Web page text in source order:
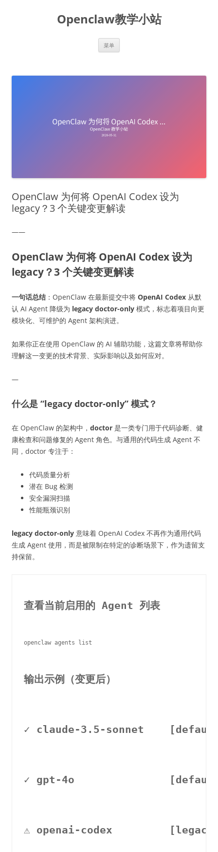
Openclaw教学小站
菜单
OpenClaw 为何将 OpenAI Codex 设为
legacy？3 个关键变更解读
——
OpenClaw 为何将 OpenAI Codex 设为
legacy？3 个关键变更解读
一句话总结 ：OpenClaw 在最新提交中将 OpenAI Codex 从默
认 AI Agent 降级为 legacy doctor-only 模式，标志着项目向更
模块化、可维护的 Agent 架构演进。
如果你正在使用 OpenClaw 的 AI 辅助功能，这篇文章将帮助你
理解这一变更的技术背景、实际影响以及如何应对。
—
什么是 “legacy doctor-only” 模式？
在 OpenClaw 的架构中， doctor 是一类专门用于代码诊断、健
康检查和问题修复的 Agent 角色。与通用的代码生成 Agent 不
同，doctor 专注于：
代码质量分析
潜在 Bug 检测
安全漏洞扫描
性能瓶颈识别
legacy doctor-only 意味着 OpenAI Codex 不再作为通用代码
生成 Agent 使用，而是被限制在特定的诊断场景下，作为遗留支
持保留。
查看当前启用的 Agent 列表
openclaw agents list
输出示例（变更后）
✓ claude-3.5-sonnet    [default]
✓ gpt-4o               [default]
⚠ openai-codex         [legacy]